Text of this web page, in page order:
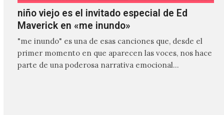
niño viejo es el invitado especial de Ed
Maverick en «me inundo»
"me inundo" es una de esas canciones que, desde el
primer momento en que aparecen las voces, nos hace
parte de una poderosa narrativa emocional…